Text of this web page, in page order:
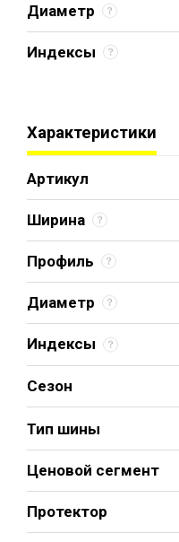
Диаметр
Индексы
Характеристики
Артикул
Ширина
Профиль
Диаметр
Индексы
Сезон
Тип шины
Ценовой сегмент
Протектор